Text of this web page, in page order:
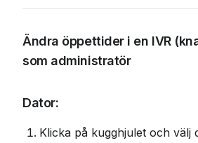
Ändra öppettider i en IVR
som administratör
Dator:
Klicka på kugghjulet och välj